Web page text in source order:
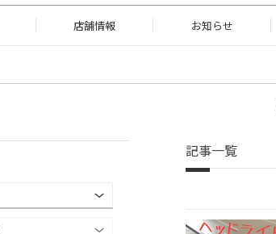
店舗情報 お知らせ
記事一覧